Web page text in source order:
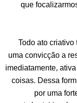
que
Todo ato
uma convicção a
imediatamente,
coisas. Dessa
por uma